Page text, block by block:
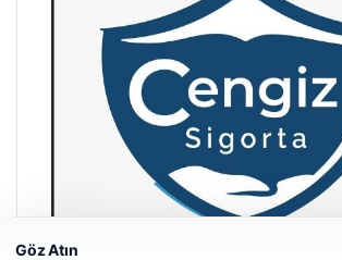
Göz Atın